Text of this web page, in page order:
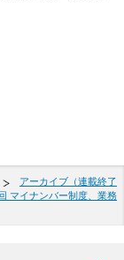
アーカイブ（連載終了
マイナンバー制度、業務